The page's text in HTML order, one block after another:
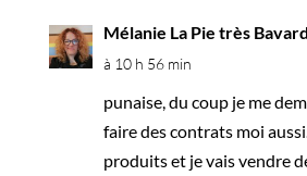
Mélanie La Pie très
à 10 h 56 min
punaise, du coup je me
faire des contrats moi
produits et je vais vendre